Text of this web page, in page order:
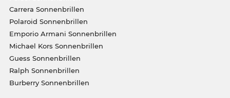
Carrera Sonnenbrillen
Polaroid Sonnenbrillen
Emporio Armani Sonnenbrillen
Michael Kors Sonnenbrillen
Guess Sonnenbrillen
Ralph Sonnenbrillen
Burberry Sonnenbrillen